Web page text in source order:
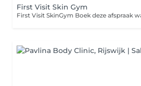
First Visit Skin Gym